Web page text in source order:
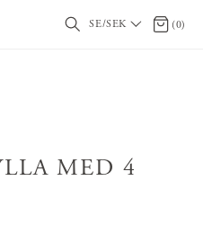
SE/SEK 0 (0)
MED 4